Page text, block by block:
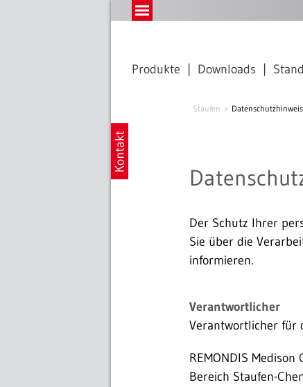
Produkte Downloads
Staufen
Der Schutz Ihrer
Sie über die
informieren.
Verantwortlicher
Verantwortlicher für
REMONDIS Medison
Bereich Staufen-